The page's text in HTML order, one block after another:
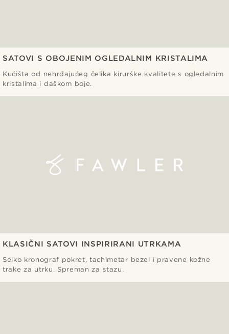
SATOVI S OBOJENIM OGLEDALNIM KRISTALIMA
Kućišta od nehrđajućeg čelika kirurške kvalitete s ogledalnim
kristalima i daškom boje.
KLASIČNI SATOVI INSPIRIRANI UTRKAMA
Seiko kronograf pokret, tachimetar bezel i pravene kožne
trake za utrku. Spreman za stazu.